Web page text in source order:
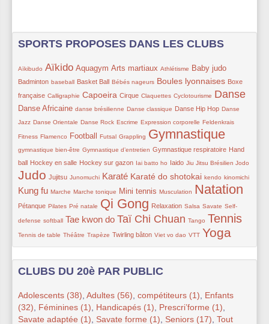
SPORTS PROPOSES DANS LES CLUBS
15/353
Aïkibudo
243/353Aïkido
143/353 Aquagym
157/353 Arts martiaux
43/353 Athlétisme
158/353 Baby judo
99/353
Badminton
48/353 baseball
103/353 Basket Ball
60/353 Bébés nageurs
162/353 Boules lyonnaises
87/353
Boxe
française
54/353 Calligraphie
173/353 Capoeira
118/353 Cirque
56/353 Claquettes
56/353 Cyclotourisme
269/353 Danse
128/353
Danse Africaine
72/353 danse brésilienne
59/353 Danse classique
116/353 Danse Hip Hop
56/353
Danse
Jazz
56/353Danse Orientale
56/353 Danse Rock
43/353 Escrime
59/353 Expression corporelle
34/353 Feldenkrais
22/353
Fitness
56/353Flamenco
126/353 Football
63/353 Futsal
40/353 Grappling
352/353 Gymnastique
42/353
gymnastique bien-être
59/353 Gymnastique d’entretien
113/353 Gymnastique respiratoire
118/353
Hand
ball
97/353Hockey en salle
97/353 Hockey sur gazon
32/353 Iai batto ho
101/353 Iaido
40/353 Jiu Jitsu Brésilien
12/353 Jodo
321/353
Judo
91/353 Jujitsu
54/353 Junomuchi
204/353 Karaté
177/353 Karaté do shotokai
54/353 kendo
54/353 kinomichi
196/353
Kung fu
56/353 Marche
42/353 Marche tonique
156/353 Mini tennis
35/353 Musculation
353/353 Natation
82/353
Pétanque
56/353 Pilates
60/353 Pré natale
351/353 Qi Gong
102/353 Relaxation
56/353 Salsa
33/353 Savate
58/353 Self-
defense
48/353softball
203/353 Tae kwon do
265/353 Taï Chi Chuan
56/353 Tango
302/353 Tennis
52/353
Tennis de table
59/353 Théâtre
22/353 Trapèze
78/353 Twirling bâton
47/353 Viet vo dao
56/353 VTT
316/353 Yoga
CLUBS DU 20è PAR PUBLIC
Adolescents (38) Adultes (56) compétiteurs (1)
Enfants
(32)
Féminines (1) Handicapés (1) Prescri’forme (1)
Savate adaptée (1)
Savate forme (1) Seniors (17) Tout